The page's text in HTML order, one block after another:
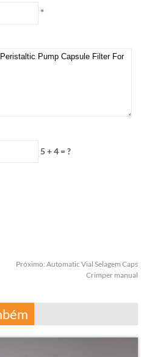
*
5 + 4 = ?
Próximo: Automatic Vial Selagem Caps
Crimper manual